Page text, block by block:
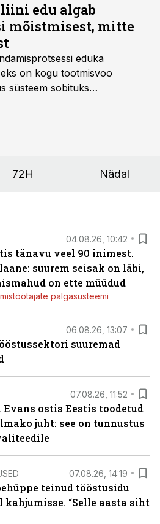
edu algab
mõistmisest, mitte
eduka
on kogu tootmisvoo
süsteem sobituks
72H Nädal
04.08.26, 10:42
tänavu veel 90 inimest.
suurem seisak on läbi,
on ette müüdud
palgasüsteemi
06.08.26, 13:07
suuremad
07.08.26, 11:52
ostis Eestis toodetud
juht: see on tunnustus
07.08.26, 14:19
teinud tööstusidu
“Selle aasta siht